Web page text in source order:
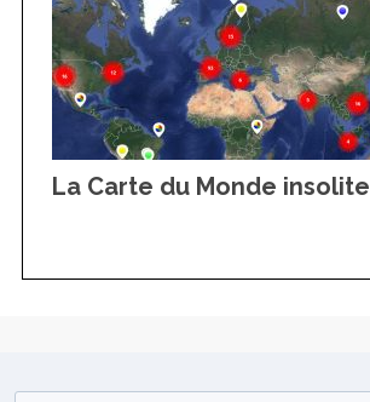
La Carte du Monde insolite